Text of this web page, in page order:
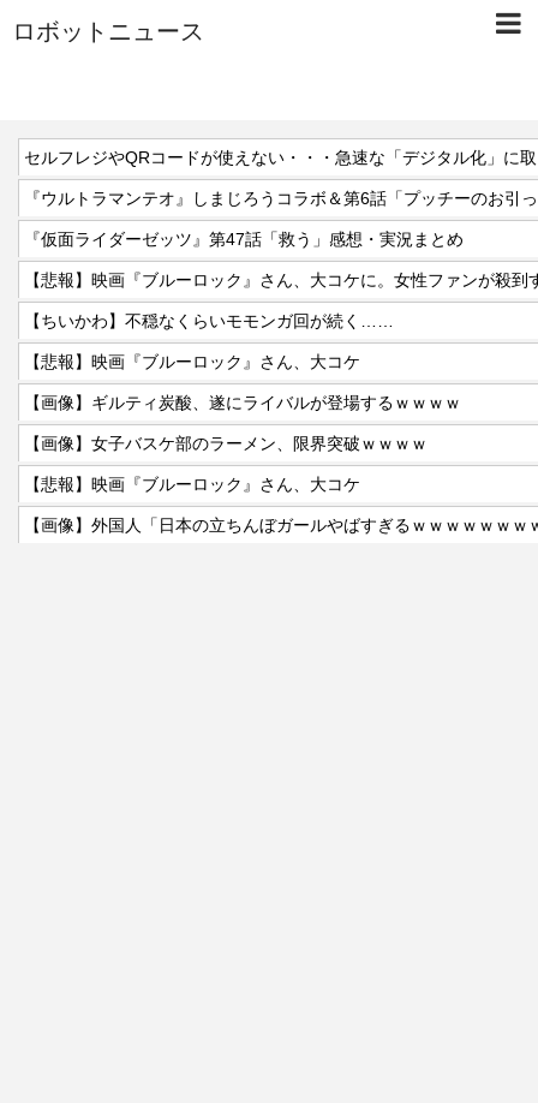
ロボットニュース
『ウルトラマンテオ』しまじろうコラボ＆第6話「プッチーのお引
『仮面ライダーゼッツ』第47話「救う」感想・実況まとめ
【悲報】映画『ブルーロック』さん、大コケに。女性ファンが殺
【ちいかわ】不穏なくらいモモンガ回が続く……
【悲報】映画『ブルーロック』さん、大コケ
【画像】ギルティ炭酸、遂にライバルが登場するｗｗｗｗ
【画像】女子バスケ部のラーメン、限界突破ｗｗｗｗ
【悲報】映画『ブルーロック』さん、大コケ
【画像】外国人「日本の立ちんぼガールやばすぎるｗｗｗｗｗｗｗ